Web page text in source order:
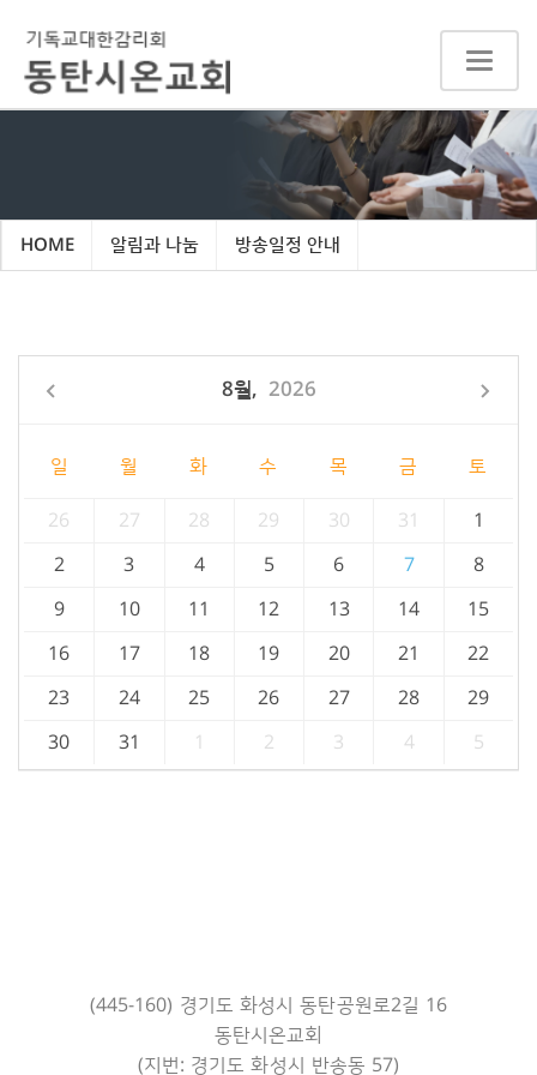
Toggle
HOME 알림과 나눔 방송일정 안내
8월, 2026
일 월 화 수 목 금 토
26 27 28 29 30 31 1
2 3 4 5 6 7 8
9 10 11 12 13 14 15
16 17 18 19 20 21 22
23 24 25 26 27 28 29
30 31 1 2 3 4 5
(445-160) 경기도 화성시 동탄공원로2길 16
동탄시온교회
(지번: 경기도 화성시 반송동 57)